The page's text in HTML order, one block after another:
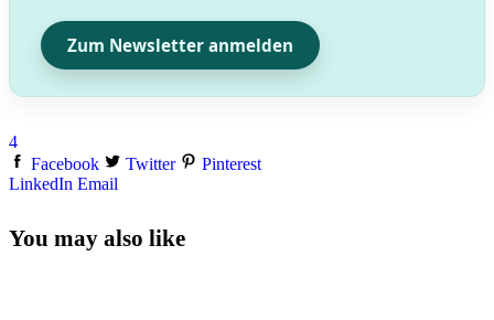
Zum Newsletter anmelden
4
Facebook
Twitter
Pinterest
LinkedIn Email
You may also like